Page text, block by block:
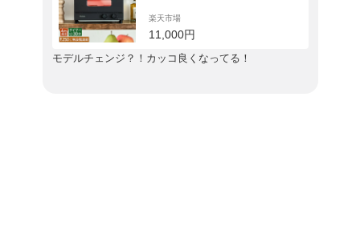
朝食 オーブン 1200W ピザ グ
ラタン パン 揚げ物 温め直し
焼き芋 おしゃれ シンプル ブ
楽天市場
11,000円
モデルチェンジ？！カッコ良くなってる！